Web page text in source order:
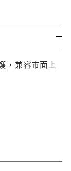
，兼容市面上